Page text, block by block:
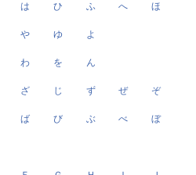
は ひ ふ へ ほ
や ゆ よ
わ を ん
ざ じ ず ぜ ぞ
ば び ぶ べ ぼ